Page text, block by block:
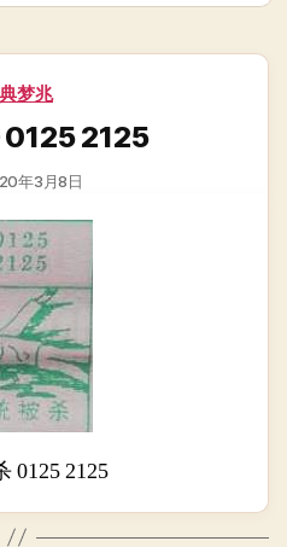
分
梦兆
0125 2125
年3月8日
0125 2125